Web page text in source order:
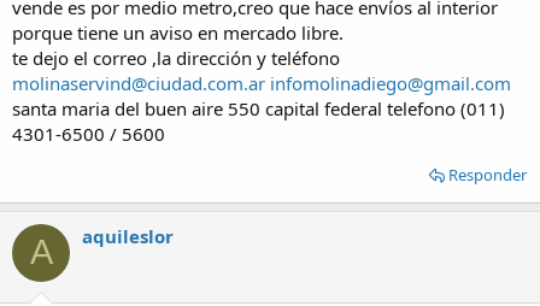
vende es por medio metro,creo que hace envíos al interior
porque tiene un aviso en mercado libre.
te dejo el correo ,la dirección y teléfono
molinaservind@ciudad.com.ar infomolinadiego@gmail.com
santa maria del buen aire 550 capital federal telefono (011)
4301-6500 / 5600
Responder
A aquileslor